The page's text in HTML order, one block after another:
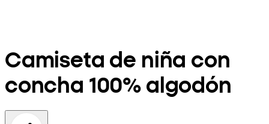
Camiseta de niña con
concha 100% algodón